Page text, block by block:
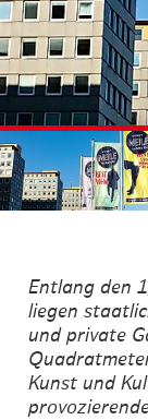
Entlang den
liegen
und private
Kunst und